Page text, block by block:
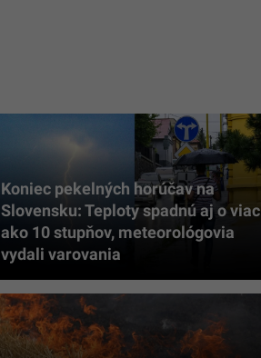
Koniec pekelných horúčav na
Slovensku: Teploty spadnú aj o viac
ako 10 stupňov, meteorológovia
vydali varovania